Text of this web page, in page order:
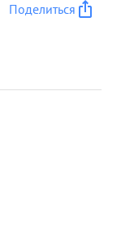
Поделиться